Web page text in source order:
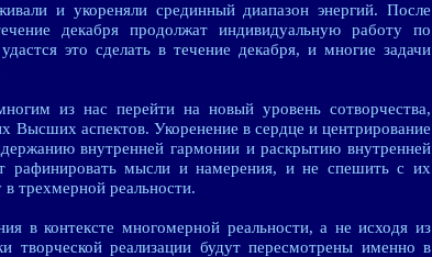
и укореняли срединный диапазон энергий. После
декабря продолжат индивидуальную работу по
это сделать в течение декабря, и многие задачи
из нас перейти на новый уровень сотворчества,
Высших аспектов. Укоренение в сердце и центрирование
внутренней гармонии и раскрытию внутренней
рафинировать мысли и намерения, и не спешить с их
трехмерной реальности.
в контексте многомерной реальности, а не исходя из
творческой реализации будут пересмотрены именно в